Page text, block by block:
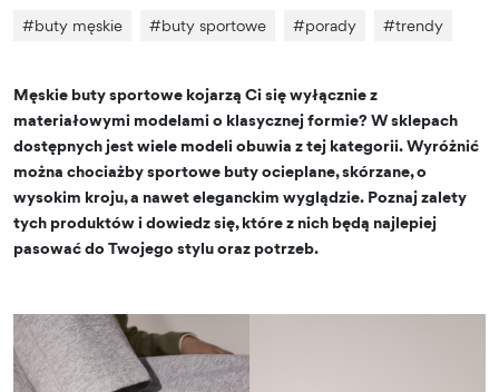
#buty męskie #buty sportowe #porady #trendy
Męskie buty sportowe kojarzą Ci się wyłącznie z
materiałowymi modelami o klasycznej formie? W sklepach
dostępnych jest wiele modeli obuwia z tej kategorii. Wyróżnić
można chociażby sportowe buty ocieplane, skórzane, o
wysokim kroju, a nawet eleganckim wyglądzie. Poznaj zalety
tych produktów i dowiedz się, które z nich będą najlepiej
pasować do Twojego stylu oraz potrzeb.